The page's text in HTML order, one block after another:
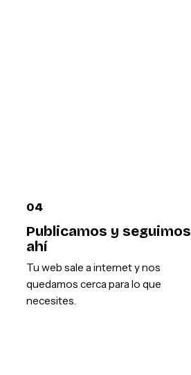
04
Publicamos y seguimos
ahí
Tu web sale a internet y nos
quedamos cerca para lo que
necesites.